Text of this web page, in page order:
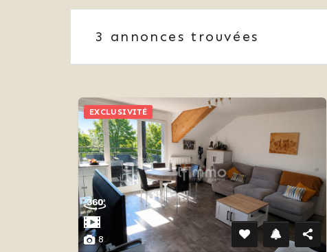
3 annonces trouvées
8
EXCLUSIVITÉ